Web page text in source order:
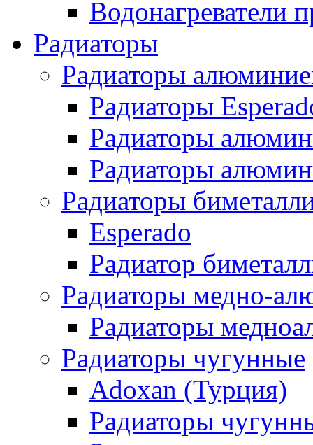
Водонагреватели
Радиаторы
Радиаторы
Радиаторы
Радиаторы
Радиаторы
Радиаторы
Esperado
Радиатор
Радиаторы медно-
Радиаторы
Радиаторы чугунные
Adoxan (Турция)
Радиаторы